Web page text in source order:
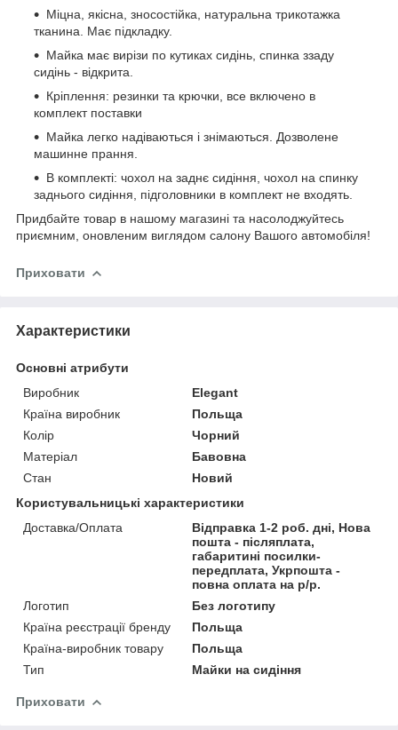
Міцна, якісна, зносостійка, натуральна трикотажка
тканина. Має підкладку.
Майка має вирізи по кутиках сидінь, спинка ззаду
сидінь - відкрита.
Кріплення: резинки та крючки, все включено в
комплект поставки
Майка легко надіваються і знімаються. Дозволене
машинне прання.
В комплекті: чохол на заднє сидіння, чохол на спинку
заднього сидіння, підголовники в комплект не входять.
Придбайте товар в нашому магазині та насолоджуйтесь
приємним, оновленим виглядом салону Вашого автомобіля!
Приховати
Характеристики
Основні атрибути
Виробник
Elegant
Країна виробник
Польща
Колір
Чорний
Матеріал
Бавовна
Стан
Новий
Користувальницькі характеристики
Доставка/Оплата
Відправка 1-2 роб. дні, Нова
пошта - післяплата,
габаритині посилки-
передплата, Укрпошта -
повна оплата на р/р.
Логотип
Без логотипу
Країна реєстрації бренду
Польща
Країна-виробник товару
Польща
Тип
Майки на сидіння
Приховати